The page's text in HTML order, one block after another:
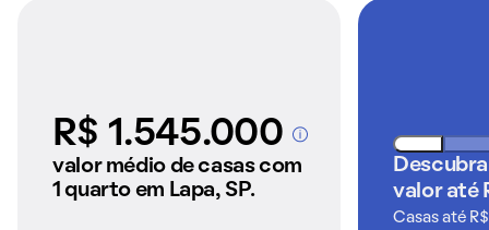
R$ 1.545.000A partir dos imóveis
anunciados pelo
valor médio de casas com
1 quarto em Lapa, SP.
valor até
Casas até